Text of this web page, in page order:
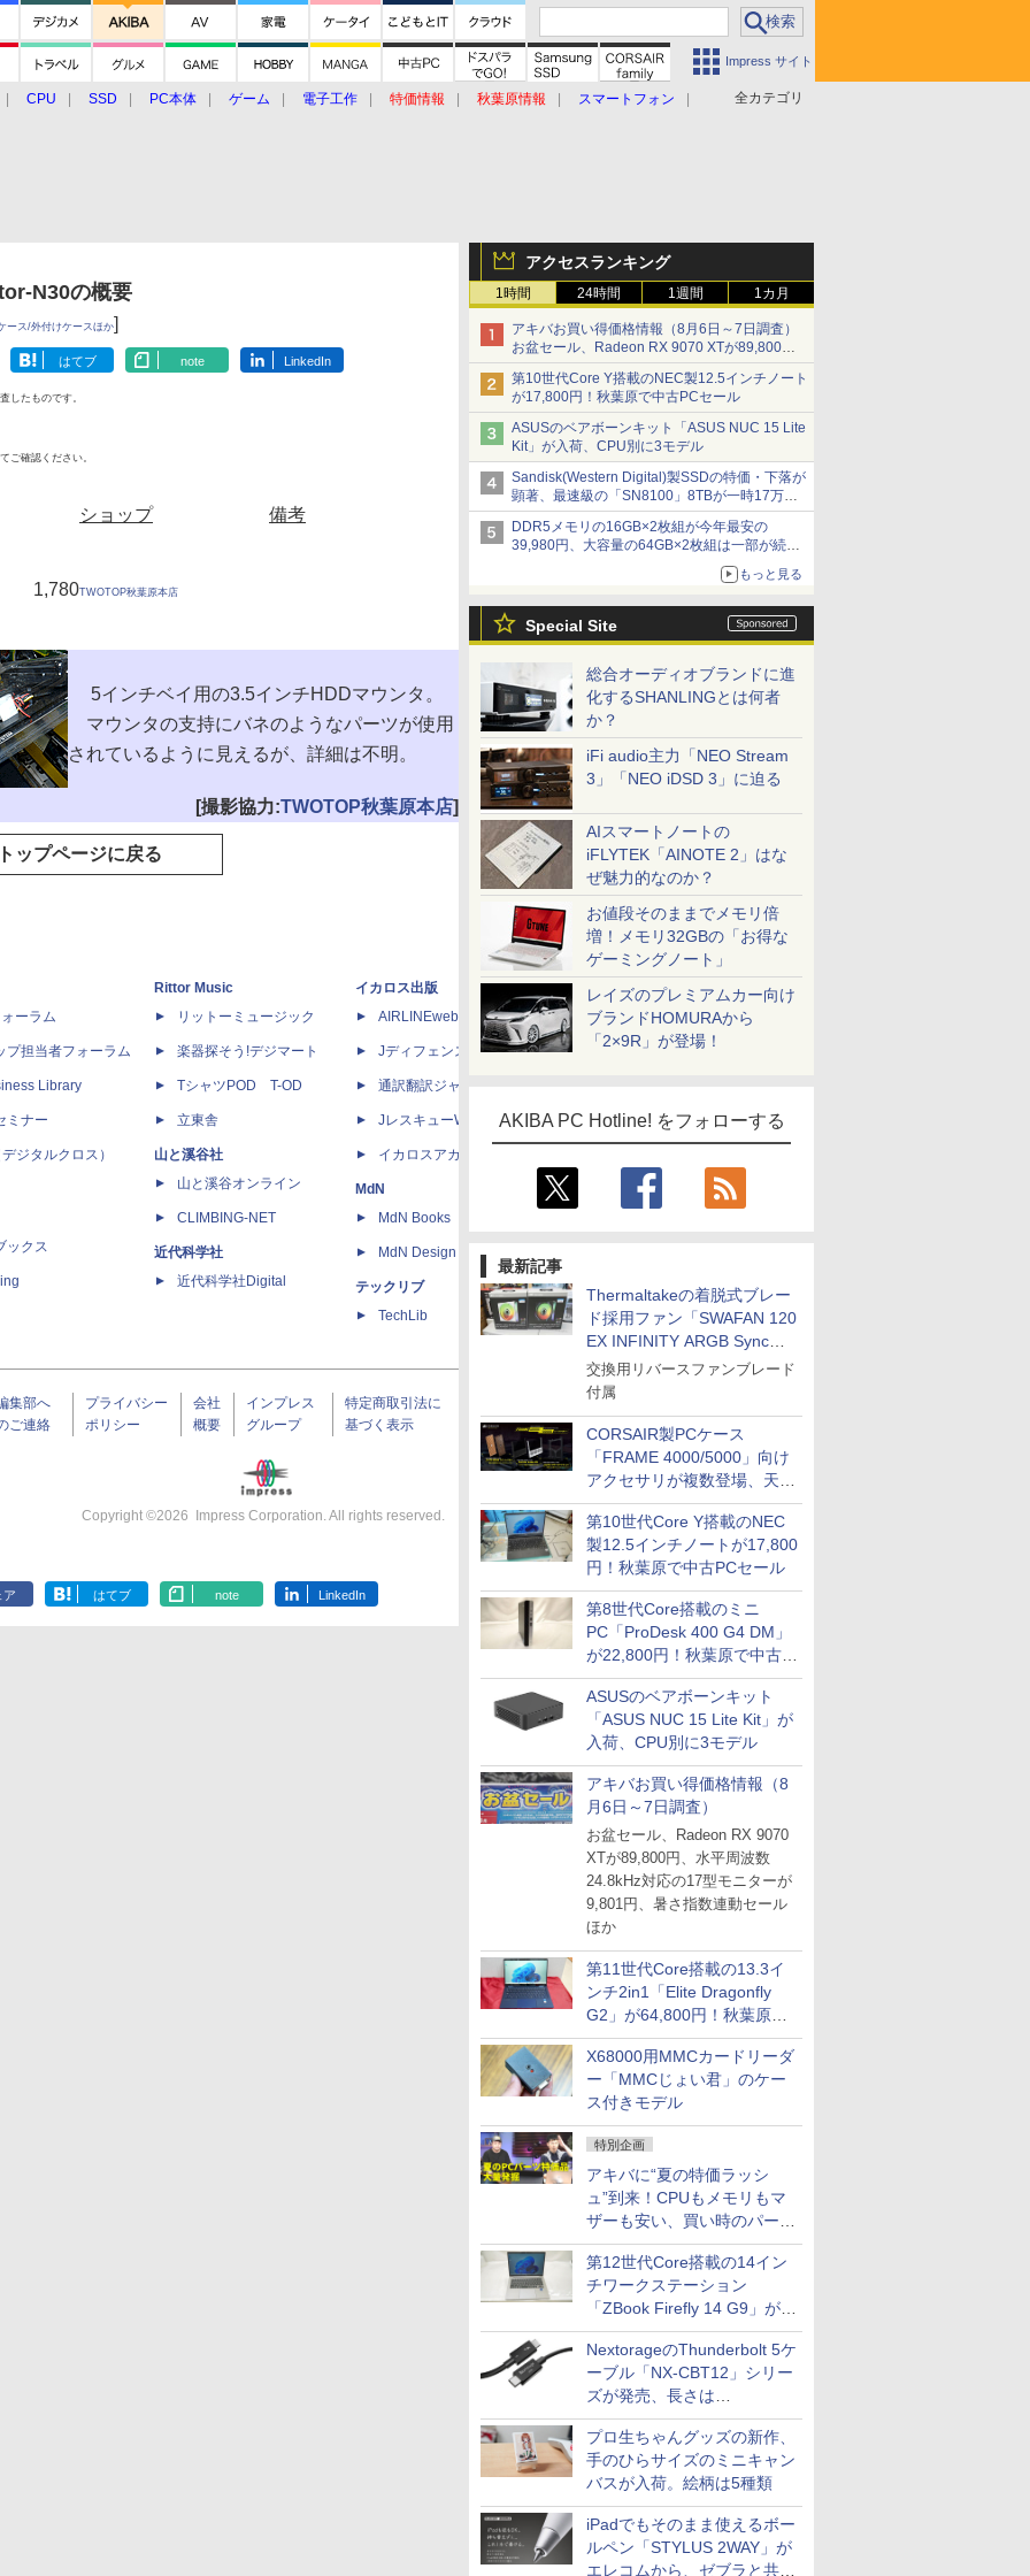
Impress サイト
全カテゴリ
CPU SSD PC本体 ゲーム 電子工作 特価情報 秋葉原情報
スマートフォン
アクセスランキング
1時間 24時間 1週間 1カ月
アキバお買い得価格情報（8月6日～7日調査）
お盆セール、Radeon RX 9070 XTが89,800
円、水平周波数24.8kHz対応の17型モニターが
9,801円、暑さ指数連動セール ほか
第10世代Core Y搭載のNEC製12.5インチノート
が17,800円！秋葉原で中古PCセール
ASUSのベアボーンキット「ASUS NUC 15 Lite
Kit」が入荷、CPU別に3モデル
Sandisk(Western Digital)製SSDの特価・下落が
顕著、最速級の「SN8100」8TBが一時17万円
割れ [8月前半のSSD価格]
DDR5メモリの16GB×2枚組が今年最安の
39,980円、大容量の64GB×2枚組は一部が続騰
もっと見る
Special Site
総合オーディオブランドに進
化するSHANLINGとは何者
か？
iFi audio主力「NEO Stream
3」「NEO iDSD 3」に迫る
AIスマートノートの
iFLYTEK「AINOTE 2」はな
ぜ魅力的なのか？
お値段そのままでメモリ倍
増！メモリ32GBの「お得な
ゲーミングノート」
レイズのプレミアムカー向け
ブランドHOMURAから
「2×9R」が登場！
AKIBA PC Hotline! をフォローする
最新記事
Thermaltakeの着脱式ブレー
ド採用ファン「SWAFAN 120
EX INFINITY ARGB Sync」
に単品パッケージ
交換用リバースファンブレード
付属
CORSAIR製PCケース
「FRAME 4000/5000」向け
アクセサリが複数登場、天然
木製パネルや背面コネクタ対
応トレイなど
第10世代Core Y搭載のNEC
製12.5インチノートが17,800
円！秋葉原で中古PCセール
第8世代Core搭載のミニ
PC「ProDesk 400 G4 DM」
が22,800円！秋葉原で中古
PCセール
ASUSのベアボーンキット
「ASUS NUC 15 Lite Kit」が
入荷、CPU別に3モデル
アキバお買い得価格情報（8
月6日～7日調査）
お盆セール、Radeon RX 9070
XTが89,800円、水平周波数
24.8kHz対応の17型モニターが
9,801円、暑さ指数連動セール
ほか
第11世代Core搭載の13.3イ
ンチ2in1「Elite Dragonfly
G2」が64,800円！秋葉原で
中古PCセール
X68000用MMCカードリーダ
ー「MMCじょい君」のケー
ス付きモデル
特別企画
アキバに“夏の特価ラッシ
ュ”到来！CPUもメモリもマ
ザーも安い、買い時のパーツ
は？【8月7日(金)22時配信】
第12世代Core搭載の14イン
チワークステーション
「ZBook Firefly 14 G9」が
79,800円！秋葉原で中古PC
セール
NextorageのThunderbolt 5ケ
ーブル「NX-CBT12」シリー
ズが発売、長さは
30cm/50cm/1mの3種類
プロ生ちゃんグッズの新作、
手のひらサイズのミニキャン
バスが入荷。絵柄は5種類
iPadでもそのまま使えるボー
ルペン「STYLUS 2WAY」が
エレコムから、ゼブラと共同
N30の概要
ース/外付けケースほか]
はてブ note LinkedIn
したものです。
ご確認ください。
ショップ
備考
1,780TWOTOP秋葉原本店
5インチベイ用の3.5インチHDDマウンタ。
マウンタの支持にバネのようなパーツが使用
されているように見えるが、詳細は不明。
[撮影協力:TWOTOP秋葉原本店]
トップページに戻る
ーラム
プ担当者フォーラム
Library
ミナー
ジタルクロス）
ックス
Rittor Music
リットーミュージック
楽器探そう!デジマート
TシャツPOD T-OD
立東舎
山と溪谷社
山と溪谷オンライン
CLIMBING-NET
近代科学社
近代科学社Digital
イカロス出版
AIRLINEweb
Jディフェンスニュース
通訳翻訳ジャーナル
JレスキューWeb
イカロスアカデミー
MdN
MdN Books
MdN Design Interactive
テックリブ
TechLib
ICE
天海社
Comic curea
PUBFUN
パブファンセルフ
IPGネットワーク
TシャツPOD pTa.shop
tion
集部へ
ご連絡
プライバシー
ポリシー
会社
概要
インプレス
グループ
特定商取引法に
基づく表示
Copyright ©2026 Impress Corporation. All rights reserved.
ア はてブ note LinkedIn